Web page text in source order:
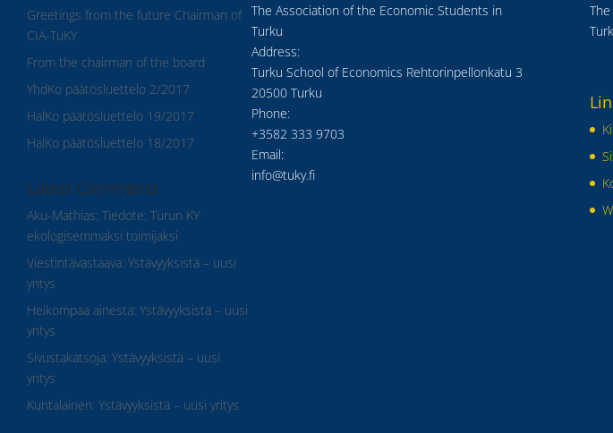
Greetings from the future Chairman of
CIA-TuKY
From the chairman of the board
YhdKo päätösluettelo 2/2017
HalKo päätösluettelo 19/2017
HalKo päätösluettelo 18/2017
Latest Comments
Aku-Mathias: Tiedote: Turun KY
ekologisemmaksi toimijaksi
Viestintävastaava: Ystävyyksistä – uusi
yritys
Heikompaa ainesta: Ystävyyksistä – uusi
yritys
Sivustakatsoja: Ystävyyksistä – uusi
yritys
Kuntalainen: Ystävyyksistä – uusi yritys
The Association of the Economic Students in
Turku
Address:
Turku School of Economics Rehtorinpellonkatu 3
20500 Turku
Phone:
+3582 333 9703
Email:
info@tuky.fi